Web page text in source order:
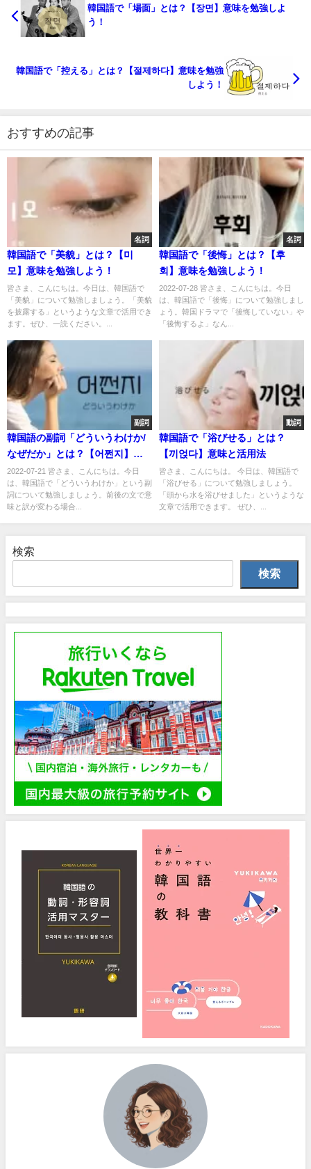
韓国語で「場面」とは？【장면】意味を勉強しよ
う！
韓国語で「控える」とは？【절제하다】意味を勉強
しよう！
おすすめの記事
名詞
韓国語で「美貌」とは？【미
모】意味を勉強しよう！
皆さま、こんにちは。今日は、韓国語で
「美貌」について勉強しましょう。「美貌
を披露する」というような文章で活用でき
ます。ぜひ、一読ください。...
名詞
韓国語で「後悔」とは？【후
회】意味を勉強しよう！
2022-07-28 皆さま、こんにちは。今日
は、韓国語で「後悔」について勉強しまし
ょう。韓国ドラマで「後悔していない」や
「後悔するよ」なん...
副詞
韓国語の副詞「どういうわけか/
なぜだか」とは？【어쩐지】意
味を勉強しよう！
2022-07-21 皆さま、こんにちは。今日
は、韓国語で「どういうわけか」という副
詞について勉強しましょう。前後の文で意
味と訳が変わる場合...
動詞
韓国語で「浴びせる」とは？
【끼얹다】意味と活用法
皆さま、こんにちは。 今日は、韓国語で
「浴びせる」について勉強しましょう。
「頭から水を浴びせました」というような
文章で活用できます。 ぜひ、...
検索
検索